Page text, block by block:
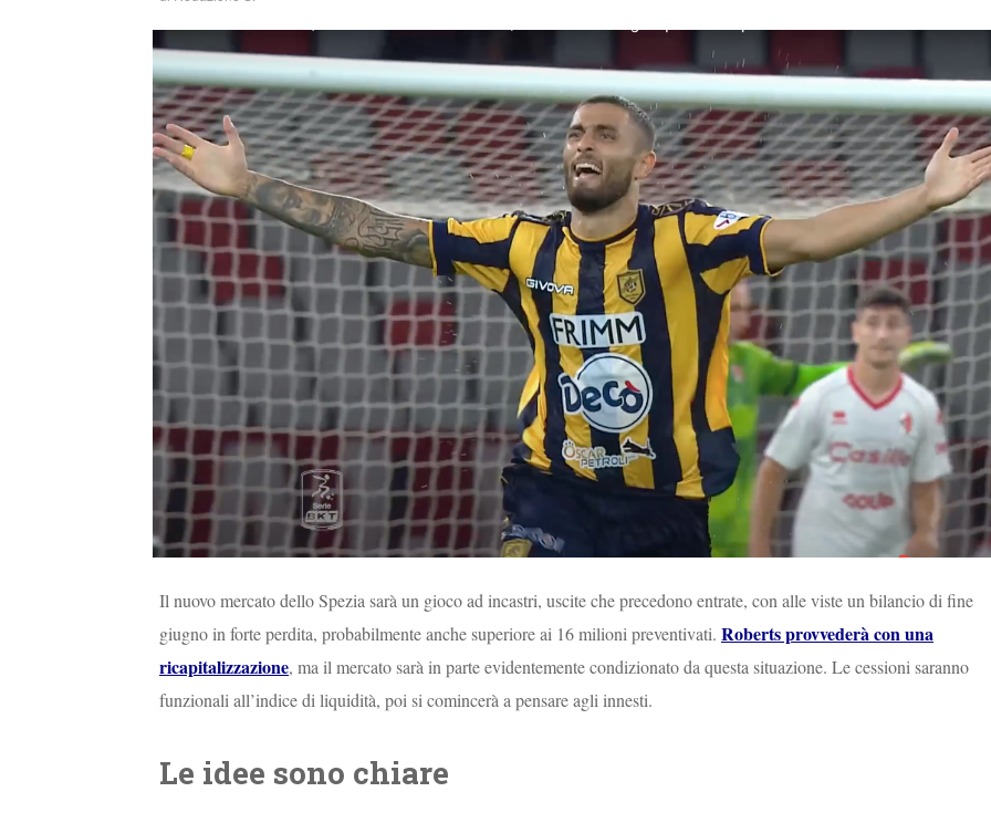
Il nuovo mercato dello Spezia sarà un gioco ad incastri, uscite che precedono entrate, con alle viste un bilancio di fine
giugno in forte perdita, probabilmente anche superiore ai 16 milioni preventivati. Roberts provvederà con una
ricapitalizzazione, ma il mercato sarà in parte evidentemente condizionato da questa situazione. Le cessioni saranno
funzionali all’indice di liquidità, poi si comincerà a pensare agli innesti.
Le idee sono chiare